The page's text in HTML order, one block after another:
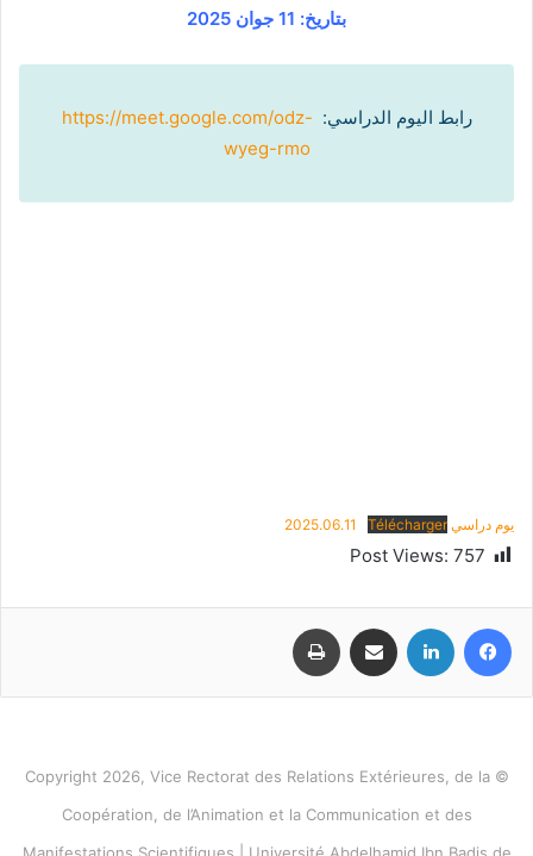
بتاريخ: 11 جوان 2025
رابط اليوم الدراسي: https://meet.google.com/odz-
wyeg-rmo
يوم دراسي 2025.06.11Télécharger
Post Views: 757
فيسبوك لينكدإن مشاركة عبر البريد
© Copyright 2026, Vice Rectorat des Relations Extérieures, de la
Coopération, de l’Animation et la Communication et des
Manifestations Scientifiques | Université Abdelhamid Ibn Badis de